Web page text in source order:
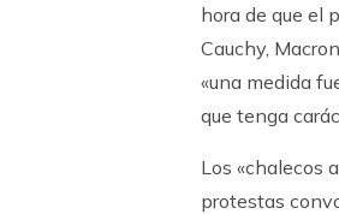
hora de que el
Cauchy,
«una medida
que tenga
Los «chalecos
protestas